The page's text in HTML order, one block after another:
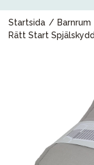
Startsida Barnrum
Rätt Start